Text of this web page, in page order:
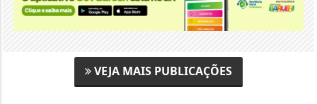
VEJA MAIS PUBLICAÇÕES